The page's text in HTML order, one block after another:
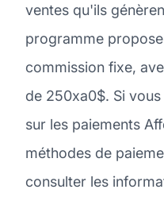
ventes qu'ils
programme
commission fixe,
de 250xa0$. Si
sur les paiements
méthodes de
consulter les